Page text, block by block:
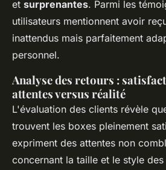
et surprenantes. Parmi les
utilisateurs mentionnent avoir
inattendus mais parfaitement
personnel.
Analyse des retours :
attentes versus réalité
L'évaluation des clients révèle
trouvent les boxes pleinement
expriment des attentes non
concernant la taille et le style des